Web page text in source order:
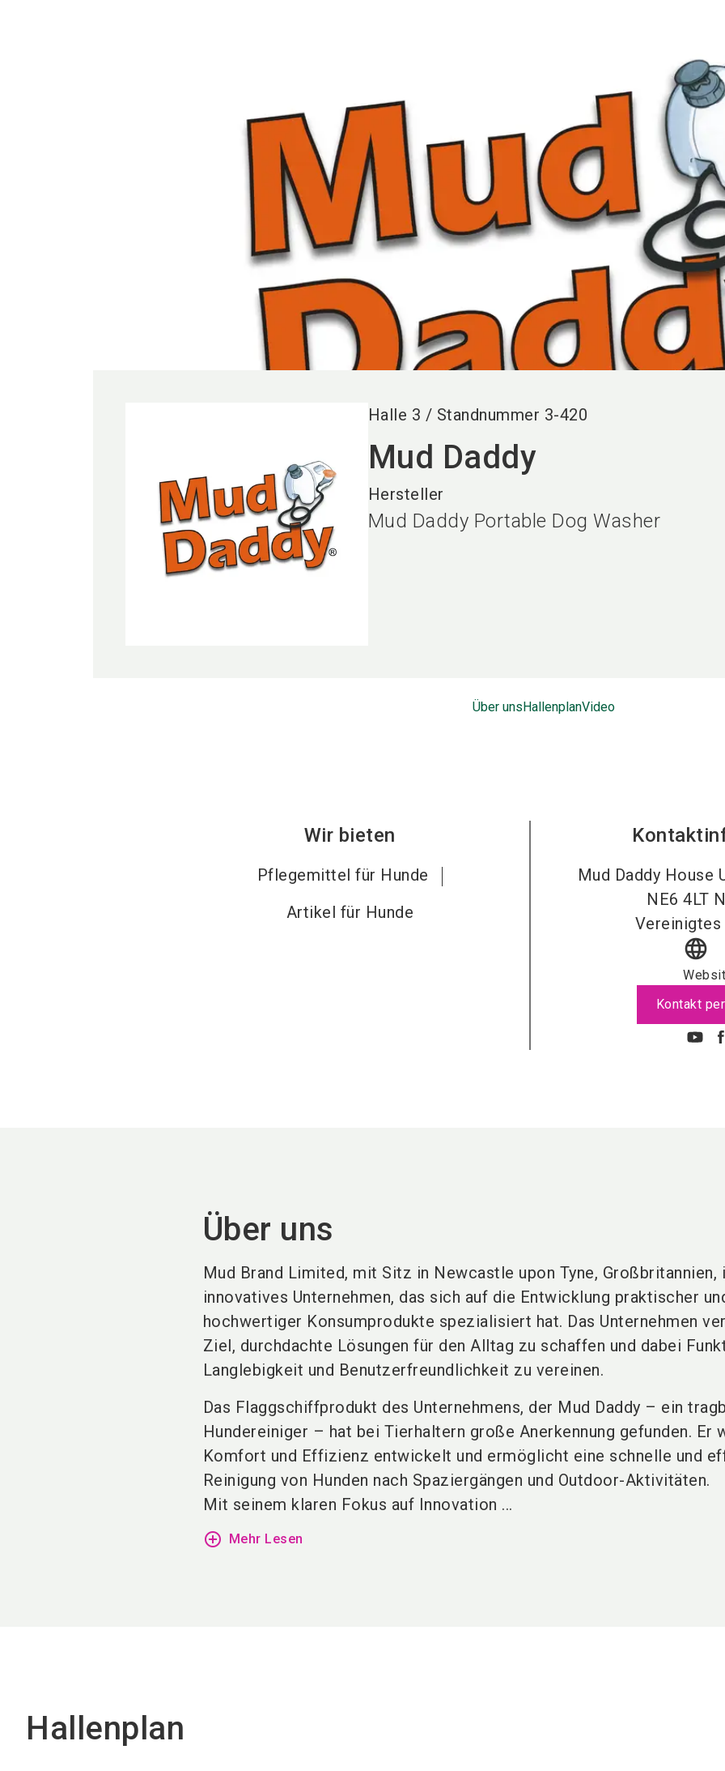
Halle 3 / Standnummer 3-420
Mud Daddy
Hersteller
Mud Daddy Portable Dog Washer
Über unsHallenplanVideo
Wir bieten
Pflegemittel für Hunde
Artikel für Hunde
Mud Daddy House
NE6 4LT
language
Kontakt
Über uns
Mud Brand Limited, mit Sitz in Newcastle upon Tyne, Großbritannien,
innovatives Unternehmen, das sich auf die Entwicklung praktischer
hochwertiger Konsumprodukte spezialisiert hat. Das Unternehmen
Ziel, durchdachte Lösungen für den Alltag zu schaffen und dabei
Langlebigkeit und Benutzerfreundlichkeit zu vereinen.
Das Flaggschiffprodukt des Unternehmens, der Mud Daddy – ein
Hundereiniger – hat bei Tierhaltern große Anerkennung gefunden. Er
Komfort und Effizienz entwickelt und ermöglicht eine schnelle und
Reinigung von Hunden nach Spaziergängen und Outdoor-Aktivitäten.
Mit seinem klaren Fokus auf Innovation ...
add_circle_outline Mehr Lesen
Hallenplan